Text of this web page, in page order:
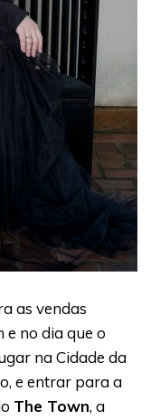
as vendas
e no dia que o
na Cidade da
e entrar para a
The Town, a